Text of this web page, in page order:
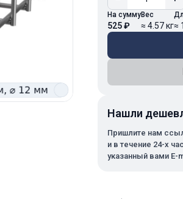
На сумму
525 ₽
Вес
≈ 4.57 кг≈
Нашли
Пришлите нам
и в течение 24-х
указанный вами